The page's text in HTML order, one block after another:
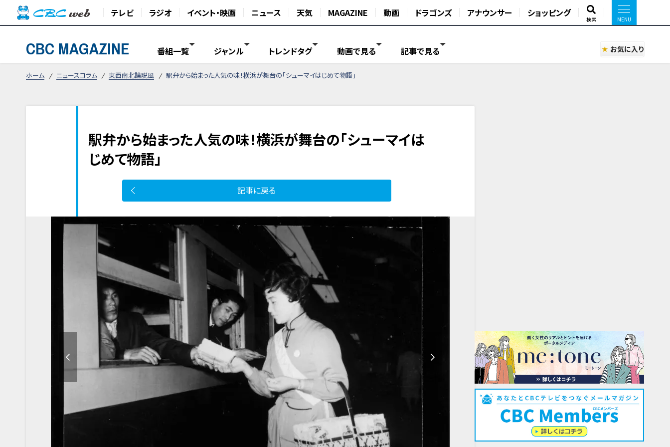
テレビ ラジオ イベント・映画 ニュース 天気 MAGAZINE 動画 ドラゴンズ アナウンサー ショッピング
検索
CBC MAGAZINE 番組一覧 ジャンル トレンドタグ 動画で見る 記事で見る お気に入り
ホーム ニュースコラム 東西南北論説風 駅弁から始まった人気の味！横浜が舞台の「シューマイはじめて物語」
駅弁から始まった人気の味！横浜が舞台の「シューマイは
じめて物語」
記事に戻る